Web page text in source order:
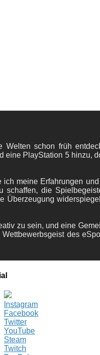
schon früh
PlayStation 5 hinzu,
meine Erfahrungen
die
zu sein, und eine
des
Instagram
Facebook
Twitter
YouTube
Steam
Twitch